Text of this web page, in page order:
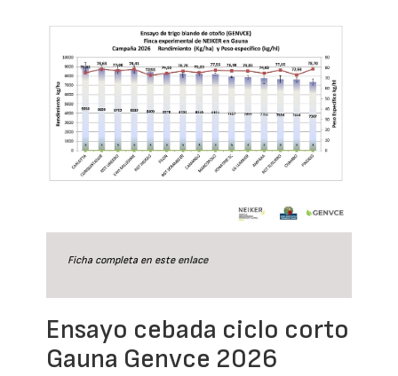
Ficha completa en este enlace
Ensayo cebada ciclo corto
Gauna Genvce 2026